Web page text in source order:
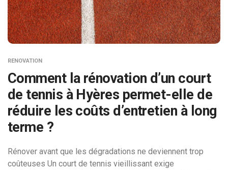
RENOVATION
Comment la rénovation d’un court
de tennis à Hyères permet-elle de
réduire les coûts d’entretien à long
terme ?
Rénover avant que les dégradations ne deviennent trop
coûteuses Un court de tennis vieillissant exige